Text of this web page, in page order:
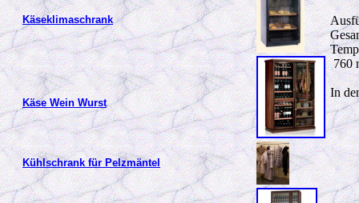
Käseklimaschrank
Käse Wein Wurst
Kühlschrank für Pelzmäntel
760
In